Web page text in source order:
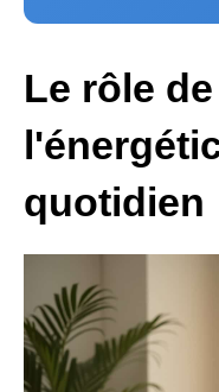
Le rôle de
quotidien